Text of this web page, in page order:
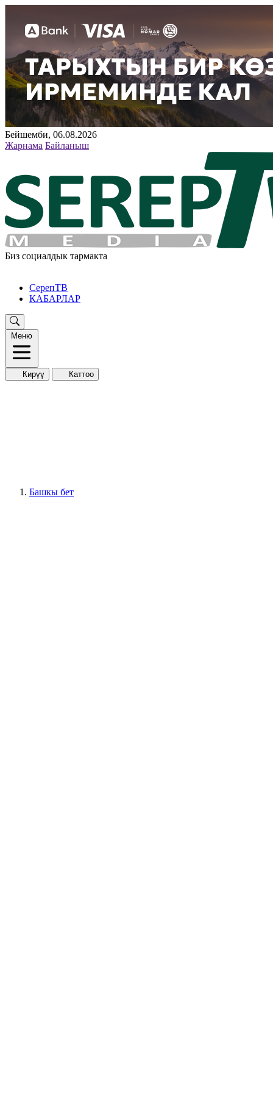
Бейшемби, 06.08.2026
Жарнама Байланыш
Биз социалдык тармакта
СерепТВ
КАБАРЛАР
Меню
Кирүү Каттоо
Башкы бет